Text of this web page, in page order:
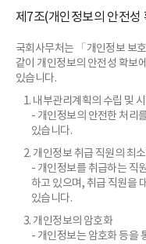
제7조(개인정보의 안전성
국회사무처는 「개인정보 보
같이 개인정보의 안전성 확보
있습니다.
1. 내부관리계획의 수립 및
- 개인정보의 안전한 처리
있습니다.
2. 개인정보 취급 직원의 최
- 개인정보를 취급하는 직
하고 있으며, 취급 직원을
있습니다.
3. 개인정보의 암호화
- 개인정보는 암호화 등을